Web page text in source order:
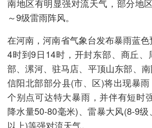
南地区有明显强对流天气，部分地
～9级雷雨阵风。
在河南，河南省气象台发布暴雨蓝
4时到9日14时，开封东部、商丘、
部、漯河、驻马店、平顶山东部、南
信阳北部部分县(市、区)将出现暴雨
个别点可达特大暴雨，并伴有短时
降水量50-80毫米)、雷暴大风(8-9
以上)等强对流天气。